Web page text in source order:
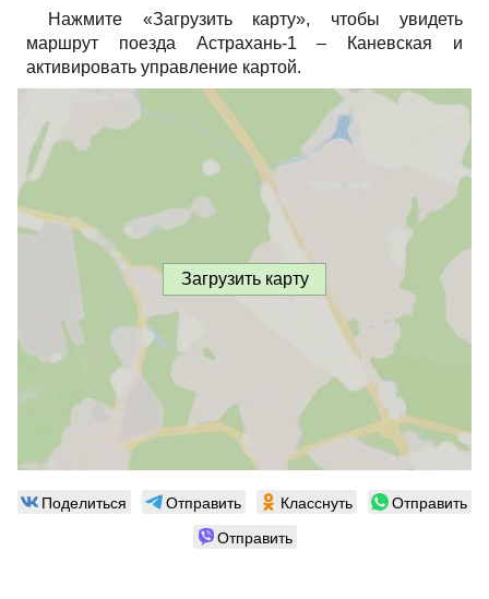
Нажмите «Загрузить карту», чтобы увидеть
маршрут поезда Астрахань-1 – Каневская и
активировать управление картой.
Загрузить карту
Поделиться Отправить Класснуть
Отправить
Отправить